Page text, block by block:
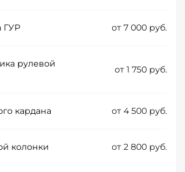
ГУР от 7 000 руб.
рулевой
от 1 750 руб.
кардана от 4 500 руб.
колонки от 2 800 руб.